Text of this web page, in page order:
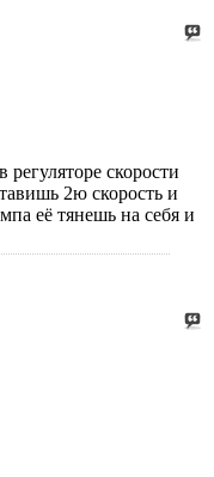
скорости
2ю скорость и
её тянешь на себя и